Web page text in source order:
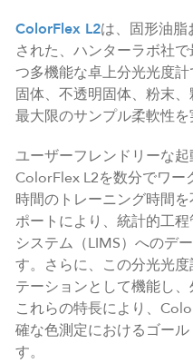
ColorFlex L2は、固形油
された、ハンターラボ社
つ多機能な卓上分光光度
固体、不透明固体、粉末、
最大限のサンプル柔軟性を
ユーザーフレンドリーな起
ColorFlex L2を数分でワー
時間のトレーニング時間
ポートにより、統計的工
システム（LIMS）へのデ
す。さらに、この分光光
テーションとして機能し、
これらの特長により、
確な色測定におけるゴー
す。